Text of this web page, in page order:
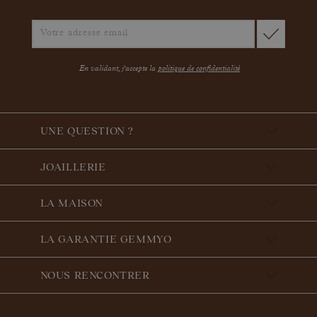
En validant, j'accepte la politique de confidentialité
UNE QUESTION ?
JOAILLERIE
LA MAISON
LA GARANTIE GEMMYO
NOUS RENCONTRER